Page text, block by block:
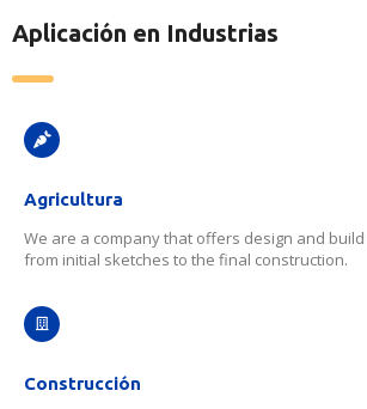
Aplicación en Industrias
Agricultura
We are a company that offers design and
from initial sketches to the final construction.
Construcción